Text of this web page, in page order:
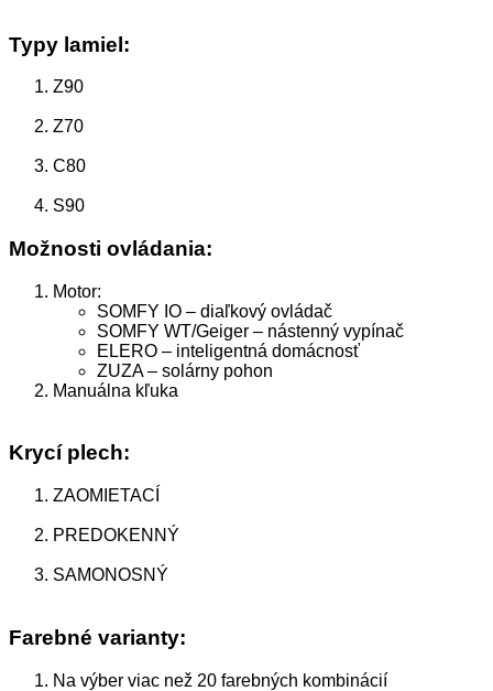
Typy lamiel:
Z90
Z70
C80
S90
Možnosti ovládania:
Motor:
SOMFY IO – diaľkový ovládač
SOMFY WT/Geiger – nástenný vypínač
ELERO – inteligentná domácnosť
ZUZA – solárny pohon
Manuálna kľuka
Krycí plech:
ZAOMIETACÍ
PREDOKENNÝ
SAMONOSNÝ
Farebné varianty:
Na výber viac než 20 farebných kombinácií